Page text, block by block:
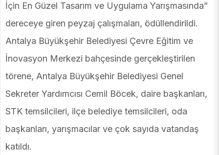
İçin En Güzel Tasarım ve Uygulama Yarışmasında”
dereceye giren peyzaj çalışmaları, ödüllendirildi.
Antalya Büyükşehir Belediyesi Çevre Eğitim ve
İnovasyon Merkezi bahçesinde gerçekleştirilen
törene, Antalya Büyükşehir Belediyesi Genel
Sekreter Yardımcısı Cemil Böcek, daire başkanları,
STK temsilcileri, ilçe belediye temsilcileri, oda
başkanları, yarışmacılar ve çok sayıda vatandaş
katıldı.